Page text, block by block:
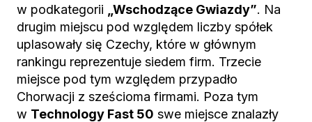
w podkategorii
„Wschodzące Gwiazdy”. Na
drugim miejscu pod względem liczby spółek
uplasowały się Czechy, które w głównym
rankingu reprezentuje siedem firm. Trzecie
miejsce pod tym względem przypadło
Chorwacji z sześcioma firmami. Poza tym
w Technology Fast 50 swe miejsce znalazły